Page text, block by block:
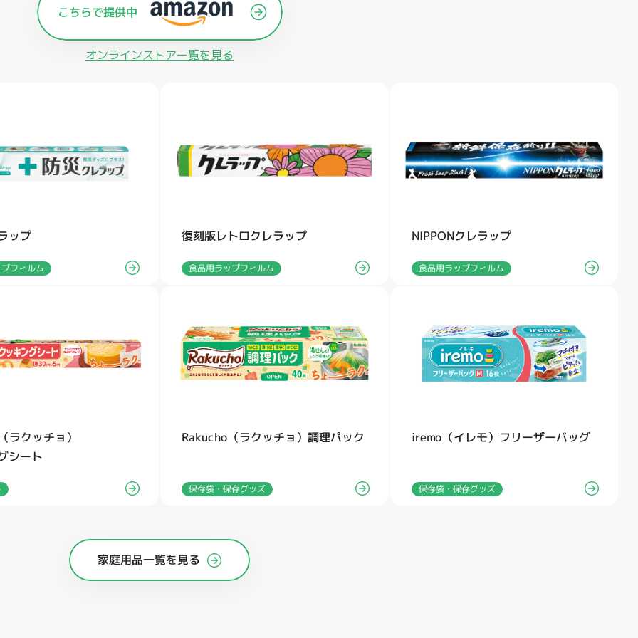
オンラインストアー覧を見る
ップ
フィルム
復刻版レトロクレラップ
食品用ラップフィルム
NIPPONクレラップ
食品用ラップフィルム
ラクッチョ）
シート
Rakucho（ラクッチョ）調理パック
保存袋・保存グッズ
iremo（イレモ）フリーザーバッグ
保存袋・保存グッズ
家庭用品一覧を見る